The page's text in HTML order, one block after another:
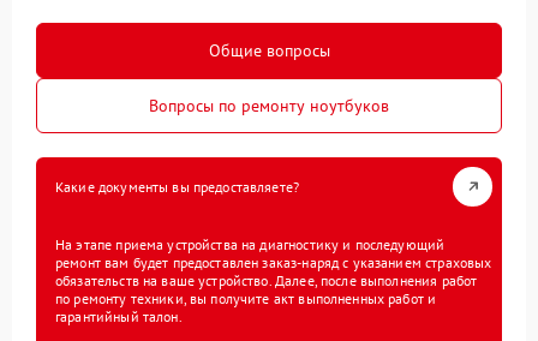
Общие вопросы
Вопросы по ремонту ноутбуков
Какие документы вы предоставляете?
На этапе приема устройства на диагностику и последующий
ремонт вам будет предоставлен заказ-наряд с указанием страховых
обязательств на ваше устройство. Далее, после выполнения работ
по ремонту техники, вы получите акт выполненных работ и
гарантийный талон.